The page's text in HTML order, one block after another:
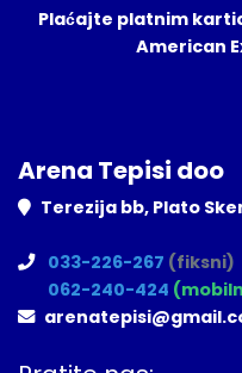
Plaćajte platnim
American
Arena Tepisi doo
Terezija bb, Plato
033-226-267 (fiksni)
062-240-424